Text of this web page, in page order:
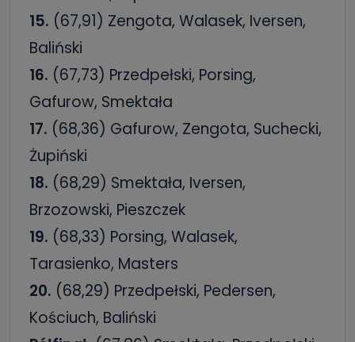
15. (67,91) Zengota, Walasek, Iversen,
Baliński
16. (67,73) Przedpełski, Porsing,
Gafurow, Smektała
17. (68,36) Gafurow, Zengota, Suchecki,
Żupiński
18. (68,29) Smektała, Iversen,
Brzozowski, Pieszczek
19. (68,33) Porsing, Walasek,
Tarasienko, Masters
20. (68,29) Przedpełski, Pedersen,
Kościuch, Baliński